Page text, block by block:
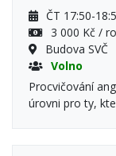
ČT 17:50-
3 000 Kč /
Budova SVČ
Volno
Procvičování
úrovni pro ty,